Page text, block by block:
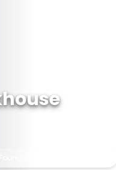
Historic Landmark